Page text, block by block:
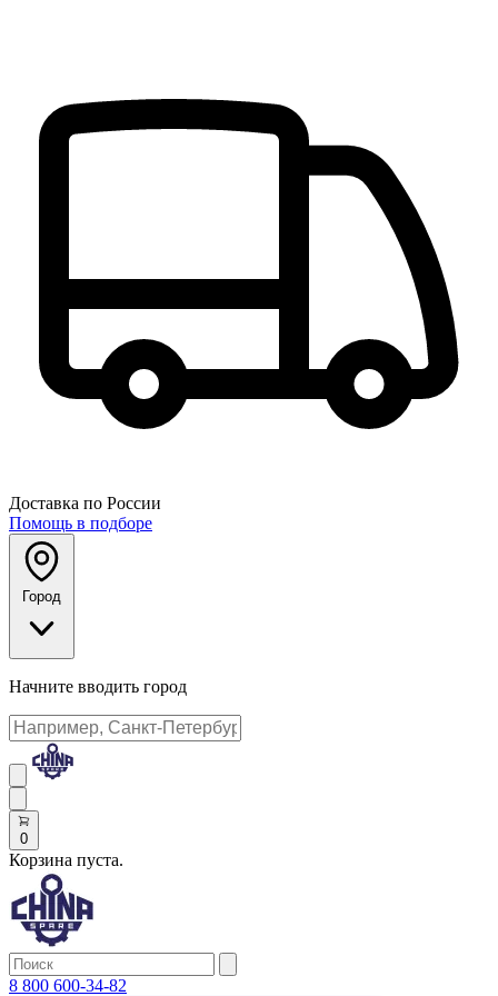
Доставка по России
Помощь в подборе
Город
Начните вводить город
0
Корзина пуста.
8 800 600-34-82